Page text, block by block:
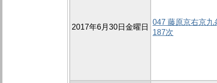
2017年6月30日金曜日
047 藤原京右京九
187次